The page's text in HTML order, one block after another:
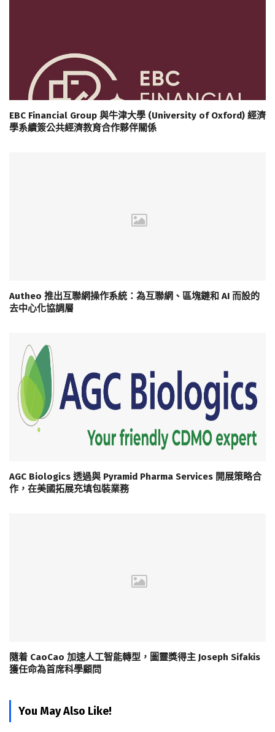
EBC Financial Group 與牛津大學 (University of Oxford) 經濟
學系續簽公共經濟教育合作夥伴關係
Autheo 推出互聯網操作系統：為互聯網、區塊鏈和 AI 而設的
去中心化協調層
AGC Biologics 透過與 Pyramid Pharma Services 開展策略合
作，在美國拓展充填包裝業務
隨着 CaoCao 加速人工智能轉型，圖靈獎得主 Joseph Sifakis
獲任命為首席科學顧問
You May Also Like!